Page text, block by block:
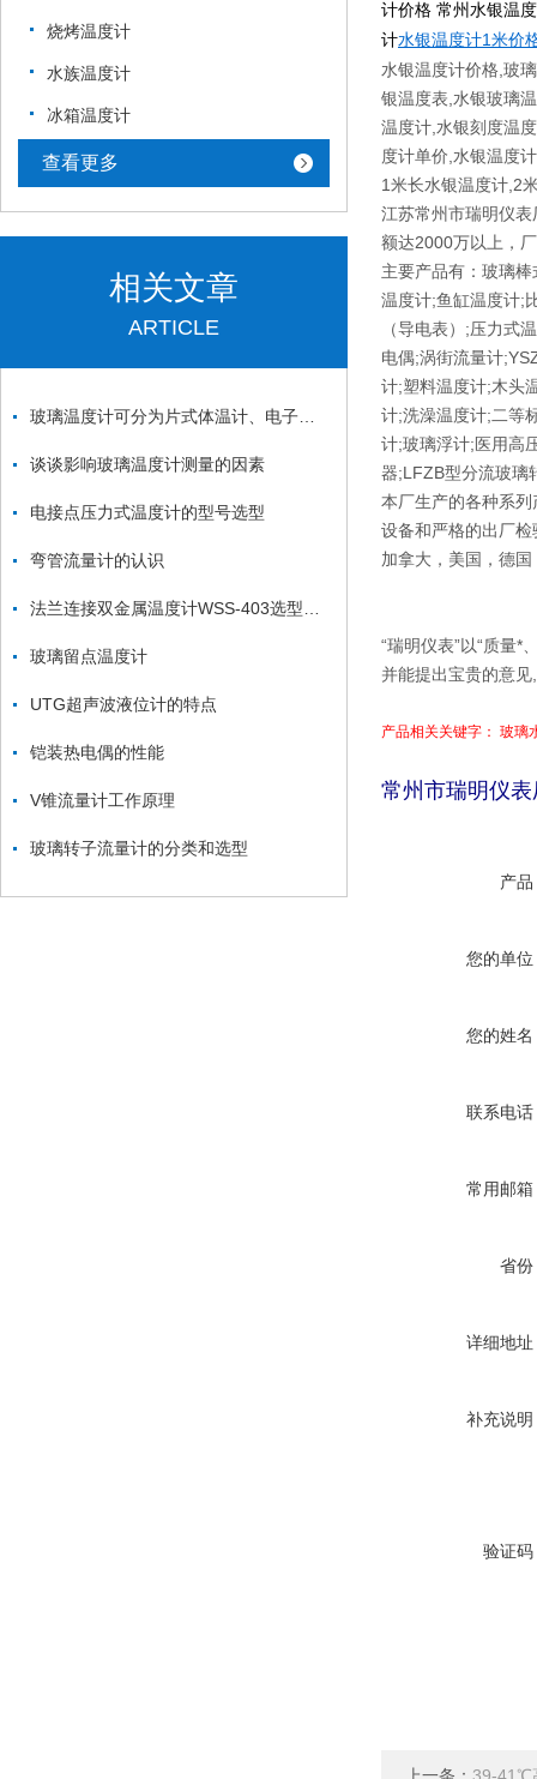
烧烤温度计
水族温度计
冰箱温度计
查看更多
相关文章
ARTICLE
谈谈影响玻璃温度计测量的因素
电接点压力式温度计的型号选型
弯管流量计的认识
玻璃留点温度计
UTG超声波液位计的特点
铠装热电偶的性能
V锥流量计工作原理
玻璃转子流量计的分类和选型
计价格 常州水银温
计水银温度计1米价
水银温度计价格,玻
银温度表,水银玻璃
温度计,水银刻度温
度计单价,水银温度
1米长水银温度计,2
江苏常州市瑞明仪
额达2000万以上，
主要产品有：玻璃
温度计;鱼缸温度计;
（导电表）;压力式
电偶;涡街流量计
计;塑料温度计;木头
计;洗澡温度计;二等
计;玻璃浮计;医用高
器;LFZB型分流玻璃
本厂生产的各种系
设备和严格的出厂
加拿大，美国，德
“瑞明仪表”以“质量
并能提出宝贵的意
产品相关关键字： 玻璃
常州市瑞明仪表
产品
您的单位
您的姓名
联系电话
常用邮箱
省份
详细地址
补充说明
验证码